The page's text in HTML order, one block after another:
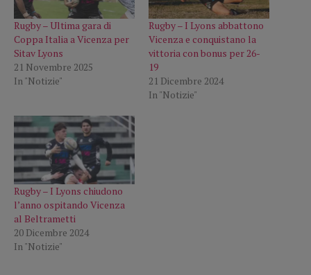
Rugby – Ultima gara di
Coppa Italia a Vicenza per
Sitav Lyons
21 Novembre 2025
In "Notizie"
Rugby – I Lyons abbattono
Vicenza e conquistano la
vittoria con bonus per 26-
19
21 Dicembre 2024
In "Notizie"
Rugby – I Lyons chiudono
l’anno ospitando Vicenza
al Beltrametti
20 Dicembre 2024
In "Notizie"